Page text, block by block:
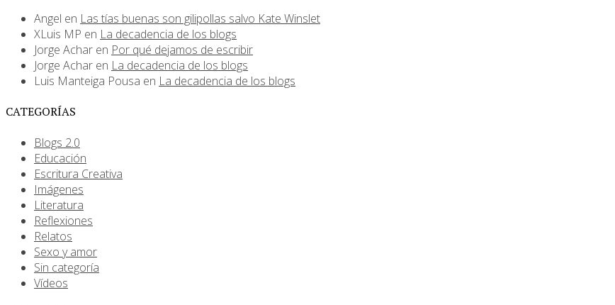
Angel en Las tías buenas son gilipollas salvo Kate Winslet
XLuis MP en La decadencia de los blogs
Jorge Achar en Por qué dejamos de escribir
Jorge Achar en La decadencia de los blogs
Luis Manteiga Pousa en La decadencia de los blogs
CATEGORÍAS
Blogs 2.0
Educación
Escritura Creativa
Imágenes
Literatura
Reflexiones
Relatos
Sexo y amor
Sin categoría
Vídeos